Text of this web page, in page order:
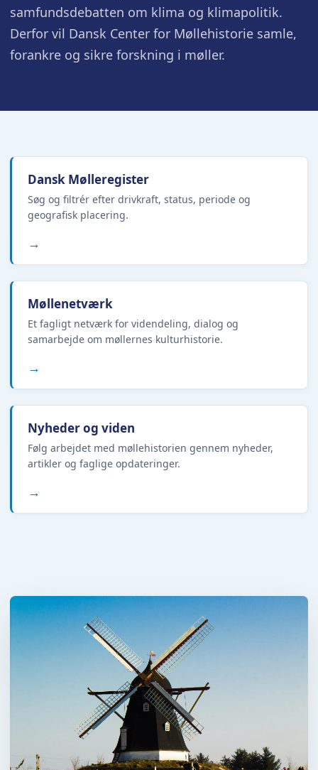
samfundsdebatten om klima og klimapolitik.
Derfor vil Dansk Center for Møllehistorie samle,
forankre og sikre forskning i møller.
Dansk Mølleregister
Søg og filtrér efter drivkraft, status, periode og
geografisk placering.
→
Møllenetværk
Et fagligt netværk for videndeling, dialog og
samarbejde om møllernes kulturhistorie.
→
Nyheder og viden
Følg arbejdet med møllehistorien gennem nyheder,
artikler og faglige opdateringer.
→